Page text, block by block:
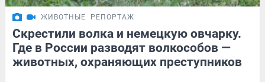
ЖИВОТНЫЕ РЕПОРТАЖ
Скрестили волка и немецкую овчарку.
Где в России разводят волкособов —
животных, охраняющих преступников